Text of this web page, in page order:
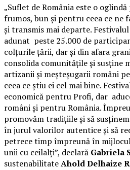
„Suflet de România este o
frumos, bun și pentru ceea ce ne
și transmis mai departe.
adunat peste 25.000 de
colțurile țării, dar și din afara
consolida comunitățile și susține
artizanii și meșteșugarii români
ceea ce știu ei cel mai bine.
economică pentru Profi, dar
români și pentru România.
promovăm tradițiile și să
în jurul valorilor autentice și să
petrece timp împreună în
unii cu ceilalți”, declară Gabriela
sustenabilitateAhold Delhaize